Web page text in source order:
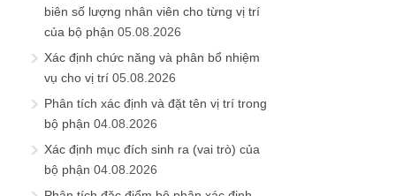
biên số lượng nhân viên cho từng vị trí
của bộ phận 05.08.2026
Xác định chức năng và phân bổ nhiệm
vụ cho vị trí 05.08.2026
Phân tích xác định và đặt tên vị trí trong
bộ phận 04.08.2026
Xác định mục đích sinh ra (vai trò) của
bộ phận 04.08.2026